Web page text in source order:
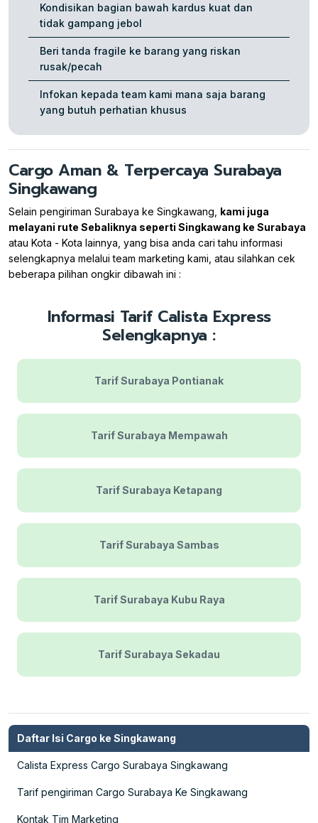
Kondisikan bagian bawah kardus kuat dan
tidak gampang jebol
Beri tanda fragile ke barang yang riskan
rusak/pecah
Infokan kepada team kami mana saja barang
yang butuh perhatian khusus
Cargo Aman & Terpercaya Surabaya
Singkawang
Selain pengiriman Surabaya ke Singkawang, kami juga
melayani rute Sebaliknya seperti Singkawang ke Surabaya
atau Kota - Kota lainnya, yang bisa anda cari tahu informasi
selengkapnya melalui team marketing kami, atau silahkan cek
beberapa pilihan ongkir dibawah ini :
Informasi Tarif Calista Express
Selengkapnya :
Tarif Surabaya Pontianak
Tarif Surabaya Mempawah
Tarif Surabaya Ketapang
Tarif Surabaya Sambas
Tarif Surabaya Kubu Raya
Tarif Surabaya Sekadau
Daftar Isi Cargo ke Singkawang
Calista Express Cargo Surabaya Singkawang
Tarif pengiriman Cargo Surabaya Ke Singkawang
Kontak Tim Marketing